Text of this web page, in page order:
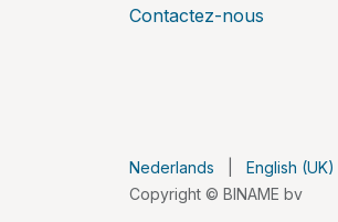
Contactez-nous
Copyright © BINAME bv
Nederlands English (UK)